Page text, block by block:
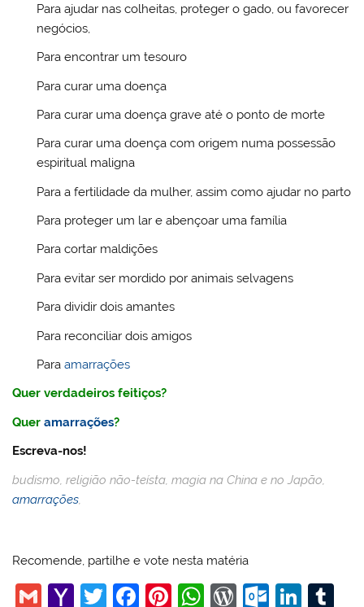
Para ajudar nas colheitas, proteger o gado, ou favorecer
negócios,
Para encontrar um tesouro
Para curar uma doença
Para curar uma doença grave até o ponto de morte
Para curar uma doença com origem numa possessão
espiritual maligna
Para a fertilidade da mulher, assim como ajudar no parto
Para proteger um lar e abençoar uma família
Para cortar maldições
Para evitar ser mordido por animais selvagens
Para dividir dois amantes
Para reconciliar dois amigos
Paraamarrações
Quer verdadeiros feitiços?
Queramarrações?
Escreva-nos!
budismo, religião não-teísta, magia na China e no Japão,
amarrações
Recomende, partilhe e vote nesta matéria
G
Y
T
F
Pi W W O
Li